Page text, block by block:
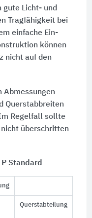
gute Licht- und
Tragfähigkeit bei
einfache Ein-
können
nicht auf den
Abmessungen
Querstabbreiten
Regelfall sollte
überschritten
P Standard
Querstabteilung